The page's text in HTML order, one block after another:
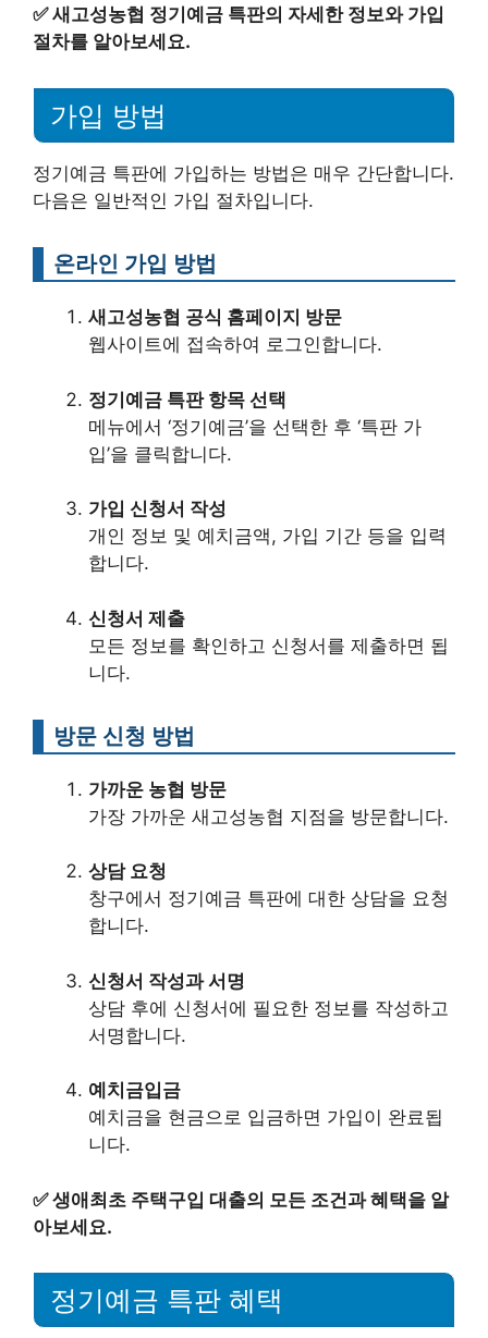
✅새고성농협 정기예금 특판의 자세한 정보와 가입
절차를 알아보세요.
가입 방법
정기예금 특판에 가입하는 방법은 매우 간단합니다.
다음은 일반적인 가입 절차입니다.
온라인 가입 방법
새고성농협 공식 홈페이지 방문
웹사이트에 접속하여 로그인합니다.
정기예금 특판 항목 선택
메뉴에서 ‘정기예금’을 선택한 후 ‘특판 가
입’을 클릭합니다.
가입 신청서 작성
개인 정보 및 예치금액, 가입 기간 등을 입력
합니다.
신청서 제출
모든 정보를 확인하고 신청서를 제출하면 됩
니다.
방문 신청 방법
가까운 농협 방문
가장 가까운 새고성농협 지점을 방문합니다.
상담 요청
창구에서 정기예금 특판에 대한 상담을 요청
합니다.
신청서 작성과 서명
상담 후에 신청서에 필요한 정보를 작성하고
서명합니다.
예치금입금
예치금을 현금으로 입금하면 가입이 완료됩
니다.
✅생애최초 주택구입 대출의 모든 조건과 혜택을 알
아보세요.
정기예금 특판 혜택